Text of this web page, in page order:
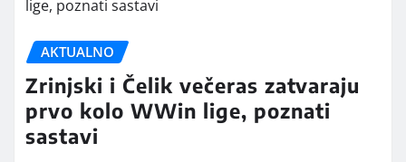
AKTUALNO
Zrinjski i Čelik večeras zatvaraju
prvo kolo WWin lige, poznati
sastavi